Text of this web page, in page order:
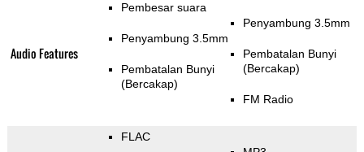
Audio Features
Pembesar suara
Penyambung 3.5mm
Pembatalan Bunyi
(Bercakap)
Penyambung 3.5mm
Pembatalan Bunyi
(Bercakap)
FM Radio
FLAC